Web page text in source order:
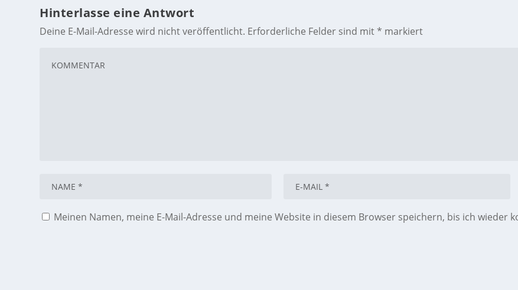
Hinterlasse eine Antwort
Deine E-Mail-Adresse wird nicht veröffentlicht. Erforderliche Felder sind mit* markiert
Meinen Namen, meine E-Mail-Adresse und meine Website in diesem Browser speichern, bis ich wieder